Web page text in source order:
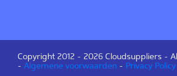
Copyright 2012 - 2026 Cloudsuppliers -
- Algemene voorwaarden - Privacy Policy